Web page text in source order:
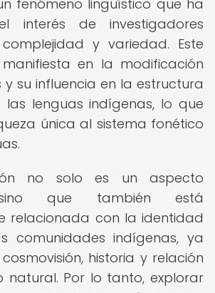
fenómeno lingüístico que ha
interés de investigadores
y variedad. Este
en la modificación
su influencia en la estructura
lenguas indígenas, lo que
única al sistema fonético
no solo es un aspecto
sino que también está
relacionada con la identidad
comunidades indígenas, ya
historia y relación
natural. Por lo tanto, explorar